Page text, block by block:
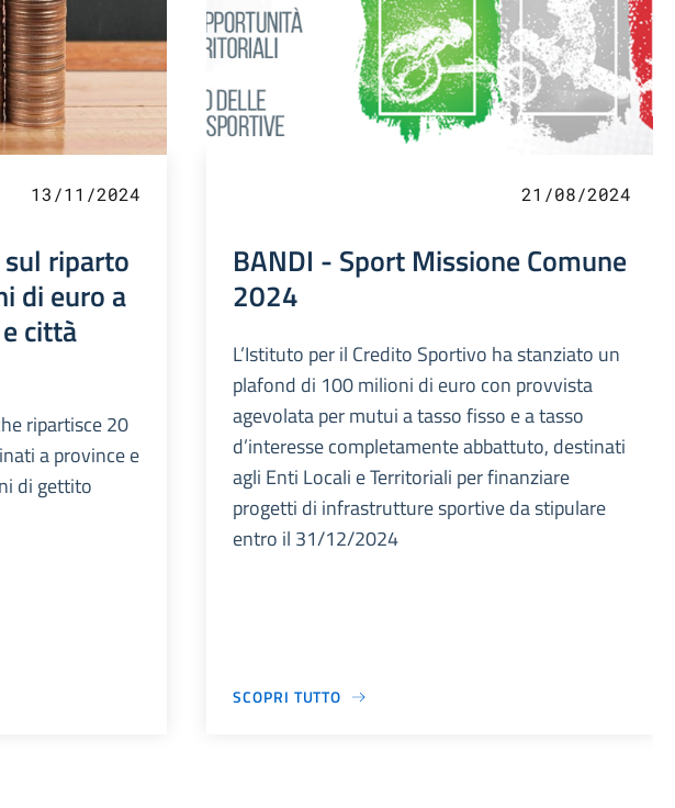
13/11/2024
sul riparto
di euro a
città
ripartisce 20
a province e
di gettito
21/08/2024
BANDI - Sport Missione Comune
2024
L’Istituto per il Credito Sportivo ha stanziato un
plafond di 100 milioni di euro con provvista
agevolata per mutui a tasso fisso e a tasso
d’interesse completamente abbattuto, destinati
agli Enti Locali e Territoriali per finanziare
progetti di infrastrutture sportive da stipulare
entro il 31/12/2024
SCOPRI TUTTO